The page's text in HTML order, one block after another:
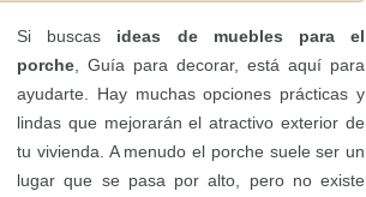
Si buscas ideas de muebles para el
porche , Guía para decorar, está aquí para
ayudarte. Hay muchas opciones prácticas y
lindas que mejorarán el atractivo exterior de
tu vivienda. A menudo el porche suele ser un
lugar que se pasa por alto, pero no existe